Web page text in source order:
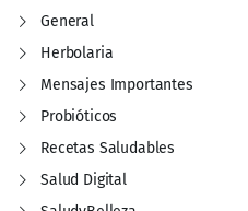
General
Herbolaria
Mensajes Importantes
Probióticos
Recetas Saludables
Salud Digital